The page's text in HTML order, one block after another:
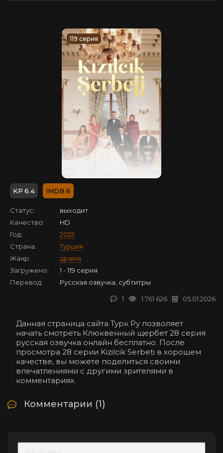
119 серия
6.4 6
Статус:
выходит
Качество:
HD
Год:
2022
Страна:
Турция
Жанр:
драма
Загружено:
1 - 119 серия
Перевод:
Русская озвучка, субтитры
05.01.2026
1 761 626
1
Данная страница сайта Турк Ру позволяет
начать смотреть Клюквенный щербет 28 серия
русская озвучка онлайн бесплатно. После
просмотра 28 серии Kizilcik Serbeti в хорошем
качестве, вы можете поделиться своими
впечатлениями с другими зрителями в
комментариях.
Комментарии (1)